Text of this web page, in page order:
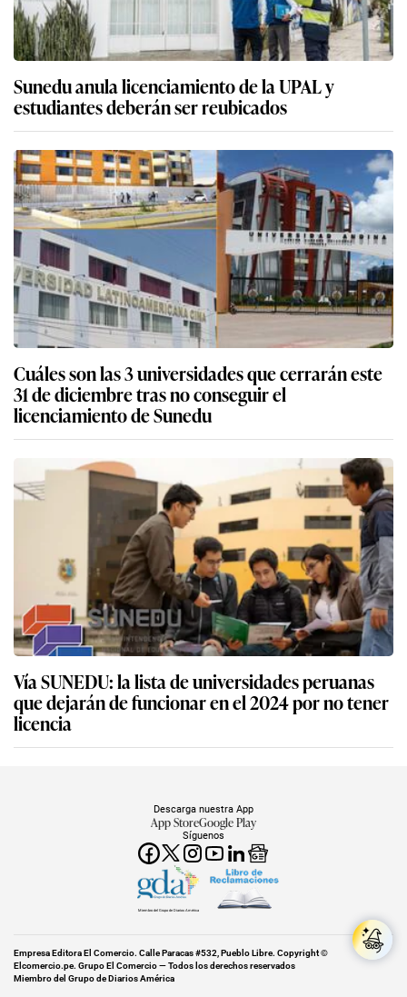
Sunedu anula licenciamiento de la UPAL y
estudiantes deberán ser reubicados
Cuáles son las 3 universidades que cerrarán este
31 de diciembre tras no conseguir el
licenciamiento de Sunedu
Vía SUNEDU: la lista de universidades peruanas
que dejarán de funcionar en el 2024 por no tener
licencia
Síguenos
Descarga nuestra App
App StoreGoogle Play
Miembro del Grupo de Diarios América
Empresa Editora El Comercio. Calle Paracas #532, Pueblo Libre. Copyright ©
Elcomercio.pe. Grupo El Comercio — Todos los derechos reservados
Miembro del Grupo de Diarios América